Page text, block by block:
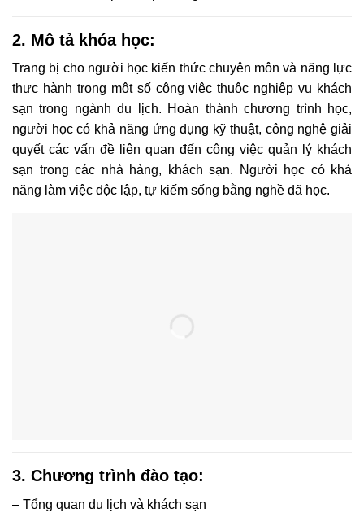
2. Mô tả khóa học:
Trang bị cho người học kiến thức chuyên môn và năng lực
thực hành trong một số công việc thuộc nghiệp vụ khách
sạn trong ngành du lịch. Hoàn thành chương trình học,
người học có khả năng ứng dụng kỹ thuật, công nghệ giải
quyết các vấn đề liên quan đến công việc quản lý khách
sạn trong các nhà hàng, khách sạn. Người học có khả
năng làm việc độc lập, tự kiếm sống bằng nghề đã học.
3. Chương trình đào tạo:
– Tổng quan du lịch và khách sạn